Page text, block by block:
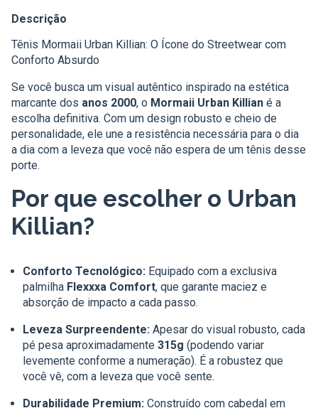
Descrição
Tênis Mormaii Urban Killian: O Ícone do Streetwear com
Conforto Absurdo
Se você busca um visual autêntico inspirado na estética
marcante dos anos 2000, o Mormaii Urban Killian é a
escolha definitiva. Com um design robusto e cheio de
personalidade, ele une a resistência necessária para o dia
a dia com a leveza que você não espera de um tênis desse
porte.
Por que escolher o Urban
Killian?
Conforto Tecnológico: Equipado com a exclusiva
palmilha Flexxxa Comfort, que garante maciez e
absorção de impacto a cada passo.
Leveza Surpreendente: Apesar do visual robusto, cada
pé pesa aproximadamente 315g (podendo variar
levemente conforme a numeração). É a robustez que
você vê, com a leveza que você sente.
Durabilidade Premium: Construído com cabedal em